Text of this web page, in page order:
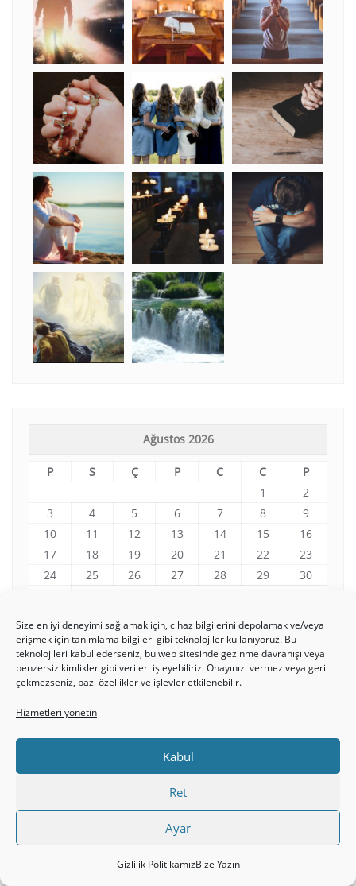
Size en iyi deneyimi sağlamak için, cihaz bilgilerini depolamak ve/veya
erişmek için tanımlama bilgileri gibi teknolojiler kullanıyoruz. Bu
teknolojileri kabul ederseniz, bu web sitesinde gezinme davranışı veya
benzersiz kimlikler gibi verileri işleyebiliriz. Onayınızı vermez veya geri
çekmezseniz, bazı özellikler ve işlevler etkilenebilir.
Hizmetleri yönetin
Kabul
Ret
Ayar
Gizlilik PolitikamızBize Yazın
Ağustos 2026
P S Ç P C C
P
1
2
3
4 5 6 7 8
9
10
11 12 13 14 15
16
17
18 19 20 21 22
23
24
25 26 27 28 29
30
« Tem
VAHIY 2:4-5 NEREDEN
Video